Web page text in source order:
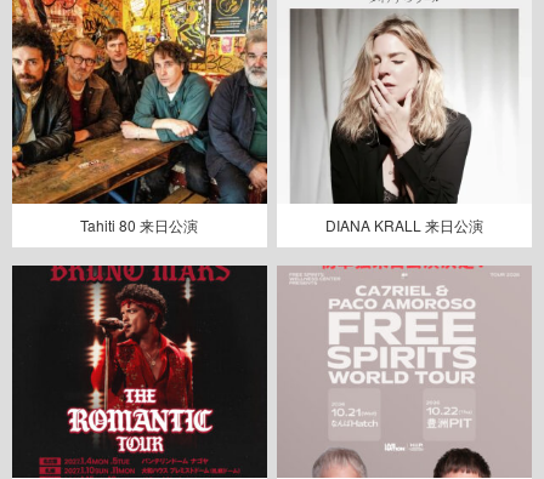
Tahiti 80 来日公演 DIANA KRALL 来日公演